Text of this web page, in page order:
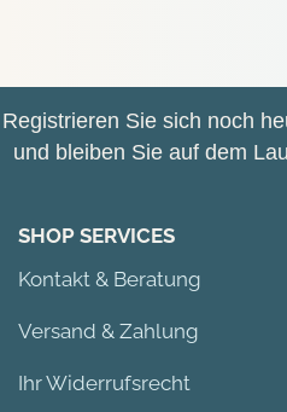
Registrieren Sie sich noch
und bleiben Sie auf dem
SHOP SERVICES
Kontakt & Beratung
Versand & Zahlung
Ihr Widerrufsrecht